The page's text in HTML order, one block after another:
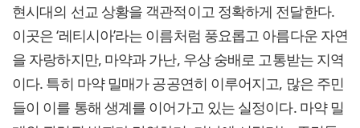
현시대의 선교 상황을 객관적이고 정확하게 전달한다.
이곳은 ‘레티시아’라는 이름처럼 풍요롭고 아름다운 자연
을 자랑하지만, 마약과 가난, 우상 숭배로 고통받는 지역
이다. 특히 마약 밀매가 공공연히 이루어지고, 많은 주민
들이 이를 통해 생계를 이어가고 있는 실정이다. 마약 밀